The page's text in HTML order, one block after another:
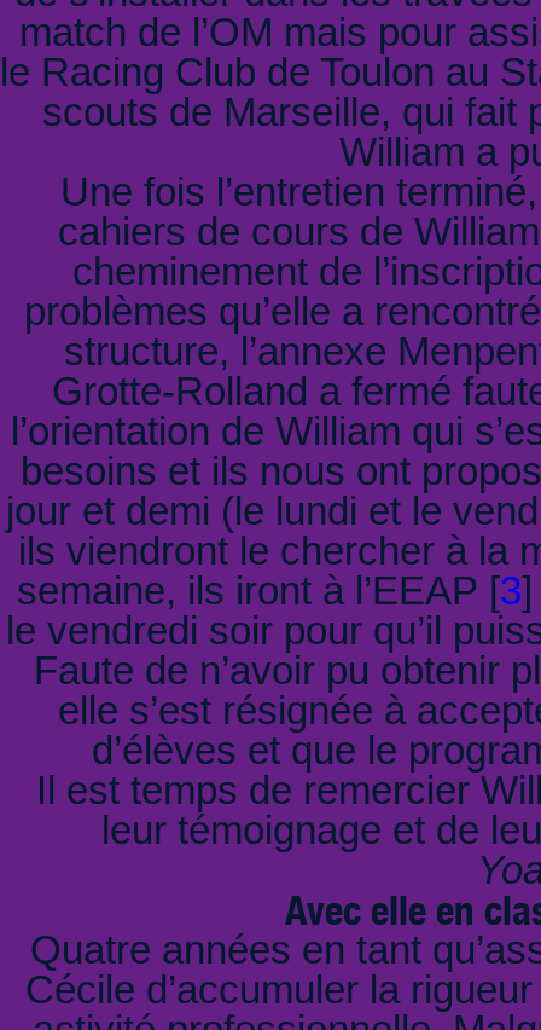
match de l’OM mais pour
le Racing Club de Toulon au
scouts de Marseille, qui fait
William a
Une fois l’entretien
cahiers de cours de
cheminement de
problèmes qu’elle a
structure, l’annexe
Grotte-Rolland a fermé
l’orientation de William qui
besoins et ils nous ont
jour et demi (le lundi et le
ils viendront le chercher à la
semaine, ils iront à l’EEAP [3]
le vendredi soir pour qu’il
Faute de n’avoir pu obtenir
elle s’est résignée à
d’élèves et que le
Il est temps de remercier
leur témoignage et de
Avec elle en
Quatre années en tant
Cécile d’accumuler la